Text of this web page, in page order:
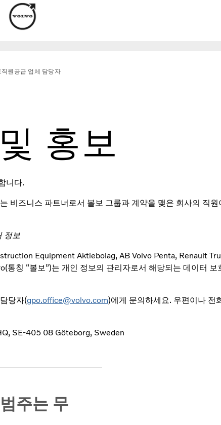
직원 공급 업체 담당자
홍보
니다.
비즈니스 파트너로서 볼보 그룹과 계약을 맺은 회사의 직
정보
Equipment Aktiebolag, AB Volvo Penta, Renault
칭 “볼보”)는 개인 정보의 관리자로서 해당되는 데이터
당자(gpo.office@volvo.com)에게 문의하세요. 우편이나 전
SE-405 08 Göteborg, Sweden
주는 무